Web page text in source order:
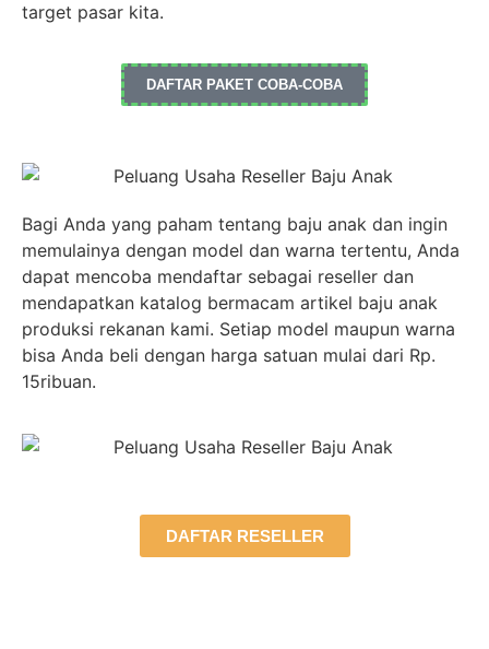
target pasar kita.
DAFTAR PAKET COBA-COBA
Bagi Anda yang paham tentang baju anak dan ingin
memulainya dengan model dan warna tertentu, Anda
dapat mencoba mendaftar sebagai reseller dan
mendapatkan katalog bermacam artikel baju anak
produksi rekanan kami. Setiap model maupun warna
bisa Anda beli dengan harga satuan mulai dari Rp.
15ribuan.
DAFTAR RESELLER